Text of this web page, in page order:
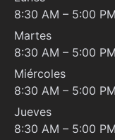
8:30 AM – 5:00 PM
Martes
8:30 AM – 5:00 PM
Miércoles
8:30 AM – 5:00 PM
Jueves
8:30 AM – 5:00 PM